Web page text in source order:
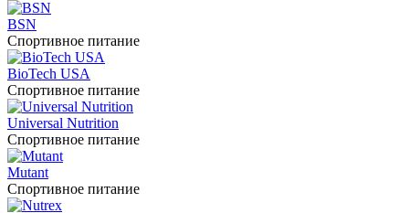
BSN
Спортивное питание
BioTech USA
Спортивное питание
Universal Nutrition
Спортивное питание
Mutant
Спортивное питание